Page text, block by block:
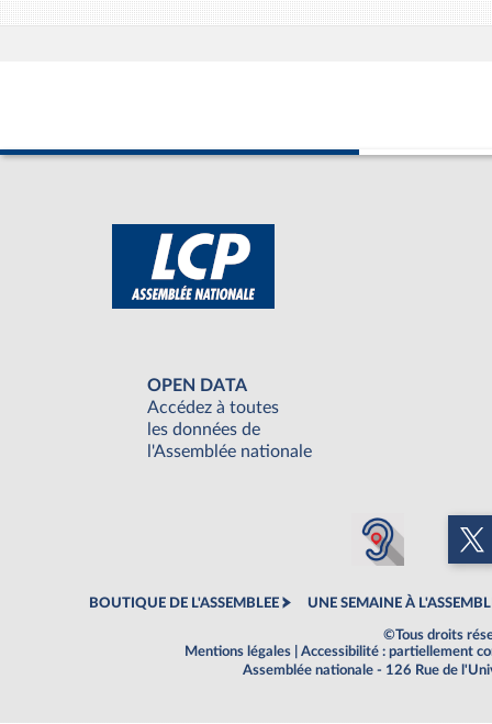
OPEN DATA
Accédez à toutes
les données de
l'Assemblée nationale
BOUTIQUE DE L'ASSEMBLEE UNE SEMAINE À
©Tous droits
Mentions légales
Accessibilité : partiellement
Assemblée nationale - 126 Rue de